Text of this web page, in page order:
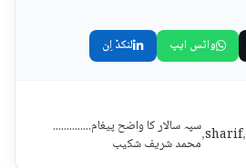
واٹس ایپ لنکڈ اِن
,
sharif
,سپہ سالار کا واضح پیغام..............
محمد شریف شکیب